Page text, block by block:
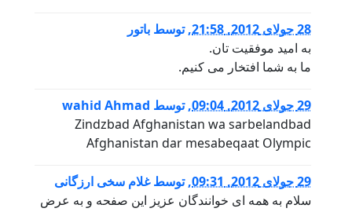
28 جولای 2012, 21:58 ,توسط باتور
به امید موفقیت تان.
ما به شما افتخار می کنیم.
29 جولای 2012, 09:04 ,توسط wahid Ahmad
Zindzbad Afghanistan wa sarbelandbad
Afghanistan dar mesabeqaat Olympic
29 جولای 2012, 09:31 ,توسطغلام سخی ارزگانی
سلام به همه ای خوانندگان عزیز این صفحه و به عرض